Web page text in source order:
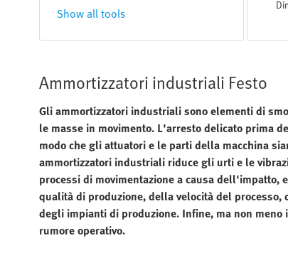
Show all tools
Ammortizzatori industriali Festo
Gli ammortizzatori industriali sono elementi di
le masse in movimento. L'arresto delicato prima
modo che gli attuatori e le parti della macchina
ammortizzatori industriali riduce gli urti e le
processi di movimentazione a causa
qualità di produzione, della velocità del
degli impianti di produzione. Infine, ma non
rumore operativo.